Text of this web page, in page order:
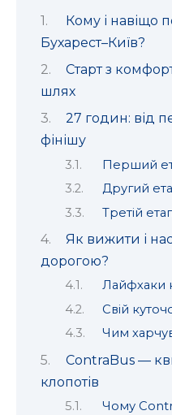
Кому і навіщо
Бухарест–Київ?
Старт з
шлях
27 годин: від
фінішу
Перший
Другий
Третій
Як вижити і
дорогою?
Лайфхаки
Свій
Чим
ContraBus —
клопотів
Чому